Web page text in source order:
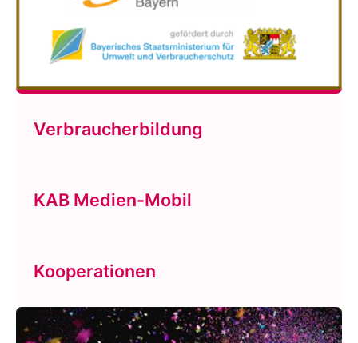
Verbraucherbildung
KAB Medien-Mobil
Kooperationen